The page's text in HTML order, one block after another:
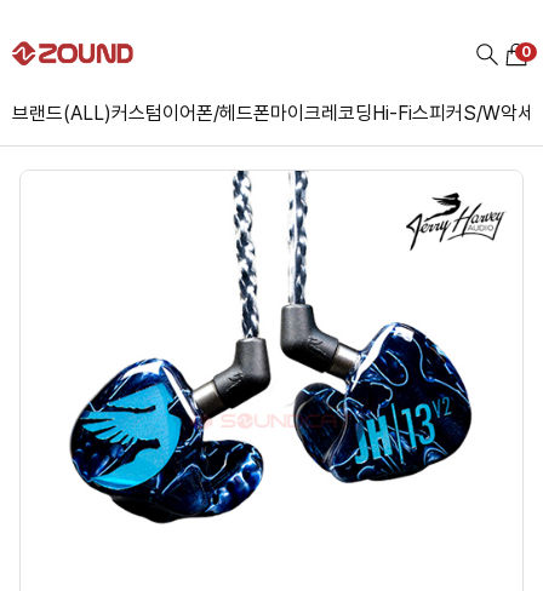
브랜드(ALL)커스텀이어폰/헤드폰마이크레코딩Hi-Fi스피커S/W악세
0